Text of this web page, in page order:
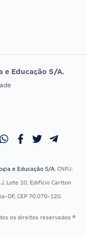
DE ORDEM
OAB
e Educação S/A.
e Educação S/A, CNPJ:
Lote 10, Edifício Carlton
DF, CEP 70.070-120.
os direitos reservados ®